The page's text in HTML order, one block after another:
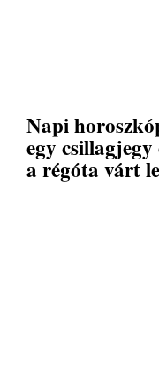
Napi
egy
a régóta várt